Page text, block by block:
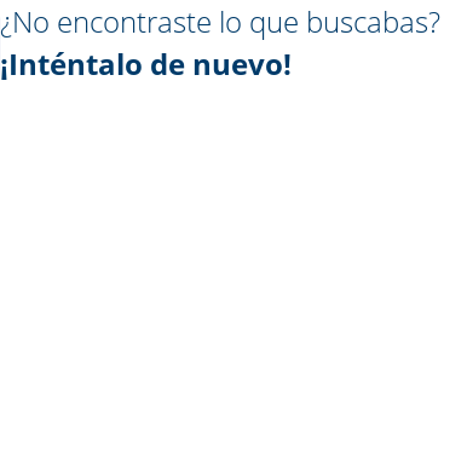
¿No encontraste lo que buscabas?​
¡Inténtalo de nuevo!​